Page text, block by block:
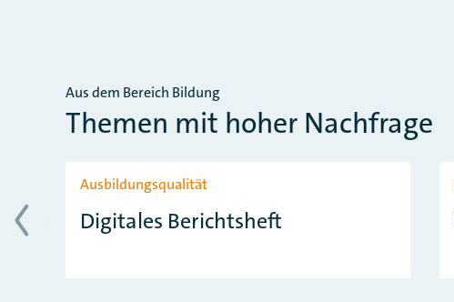
Aus dem Bereich Bildung
Themen mit hoher Nachfrage
Slider überspringen
Ausbildungsqualität
Digitales Berichtsheft